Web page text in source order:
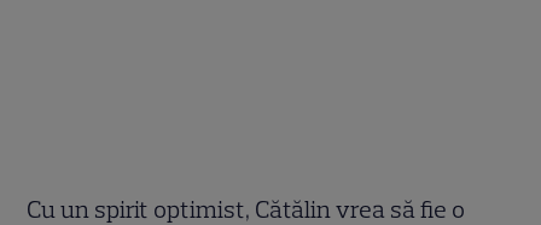
Cu un spirit optimist, Cătălin vrea să fie o